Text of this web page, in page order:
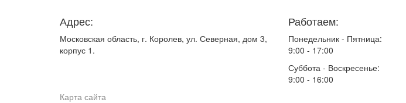
Адрес:
Московская область, г. Королев, ул. Северная, дом 3,
корпус 1.
Работаем:
Понедельник - Пятница:
9:00 - 17:00
Суббота - Воскресенье:
9:00 - 16:00
Карта сайта